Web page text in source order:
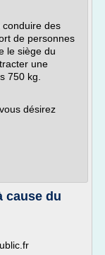
des
de personnes
le siège du
une
750 kg.
désirez
cause du